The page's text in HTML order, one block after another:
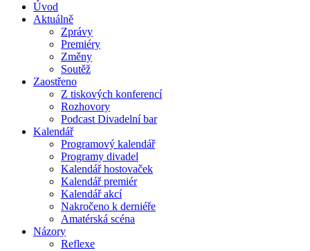
Úvod
Aktuálně
Zprávy
Premiéry
Změny
Soutěž
Zaostřeno
Z tiskových konferencí
Rozhovory
Podcast Divadelní bar
Kalendář
Programový kalendář
Programy divadel
Kalendář hostovaček
Kalendář premiér
Kalendář akcí
Nakročeno k derniéře
Amatérská scéna
Názory
Reflexe